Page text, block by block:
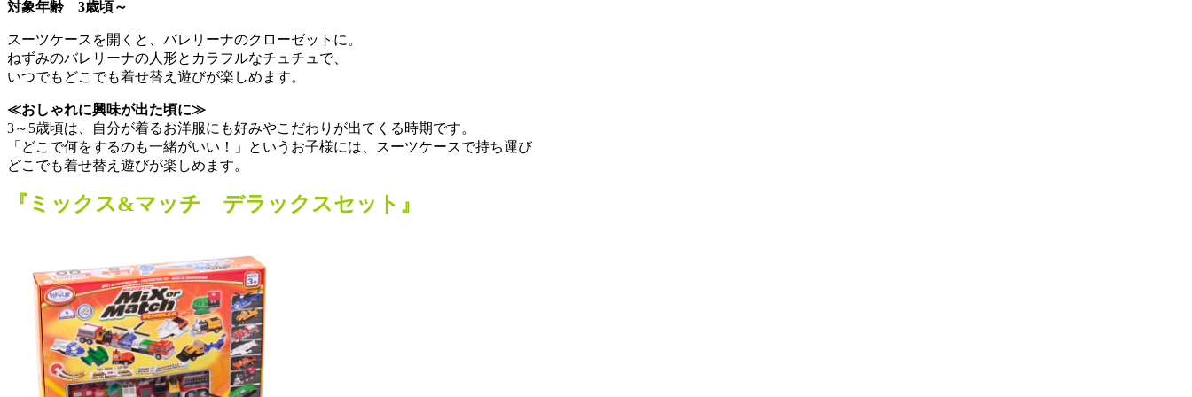
対象年齢 3歳頃～
スーツケースを開くと、バレリーナのクローゼットに。
ねずみのバレリーナの人形とカラフルなチュチュで、
いつでもどこでも着せ替え遊びが楽しめます。
≪おしゃれに興味が出た頃に≫
3～5歳頃は、自分が着るお洋服にも好みやこだわりが出てくる時期です。
「どこで何をするのも一緒がいい！」というお子様には、スーツケースで持ち運び
どこでも着せ替え遊びが楽しめます。
『ミックス&マッチ デラックスセット』